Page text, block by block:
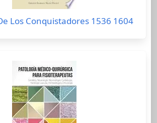
Los Conquistadores 1536 1604